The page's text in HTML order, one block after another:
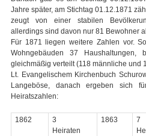
Jahre später, am Stichtag 01.12.1871
zeugt von einer stabilen
allerdings sind davon nur 81
Für 1871 liegen weitere Zahlen vor.
Wohngebäuden 37 Haushaltungen,
gleichmäßig verteilt (118 männliche und
Lt. Evangelischem Kirchenbuch
Langeböse, danach ergeben sich
Heiratszahlen:
1862
3
Heiraten
1863
7